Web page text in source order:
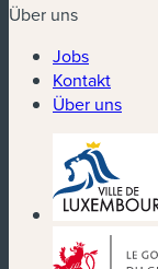
Über uns
Jobs
Kontakt
Über uns